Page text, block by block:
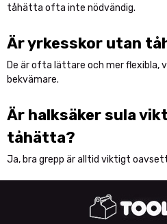
tåhätta ofta inte nödvändig.
Är yrkesskor utan
De är ofta lättare och mer flexibla,
bekvämare.
Är halksäker sula
tåhätta?
Ja, bra grepp är alltid viktigt